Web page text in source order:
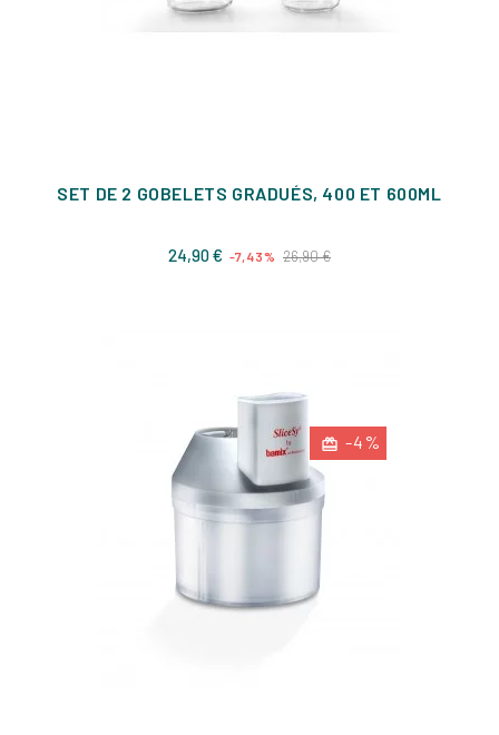
SET DE 2 GOBELETS GRADUÉS, 400 ET 600ML
24,90 € Prix
-7,43% 26,90 €Prix
-4%